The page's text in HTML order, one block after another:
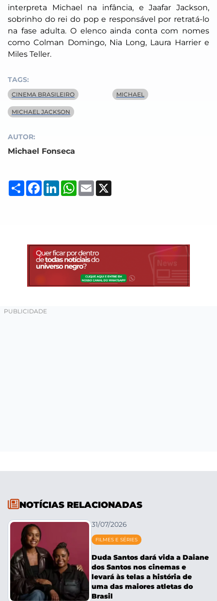
interpreta Michael na infância, e Jaafar Jackson,
sobrinho do rei do pop e responsável por retratá-lo
na fase adulta. O elenco ainda conta com nomes
como Colman Domingo, Nia Long, Laura Harrier e
Miles Teller.
TAGS:
CINEMA BRASILEIRO MICHAEL
MICHAEL JACKSON
AUTOR:
Michael Fonseca
Compartilhar
Facebook
LinkedInWhatsApp
Email
NOTÍCIAS RELACIONADAS
31/07/2026
FILMES E SÉRIES
Duda Santos dará vida a Daiane
dos Santos nos cinemas e
levará às telas a história de
uma das maiores atletas do
Brasil